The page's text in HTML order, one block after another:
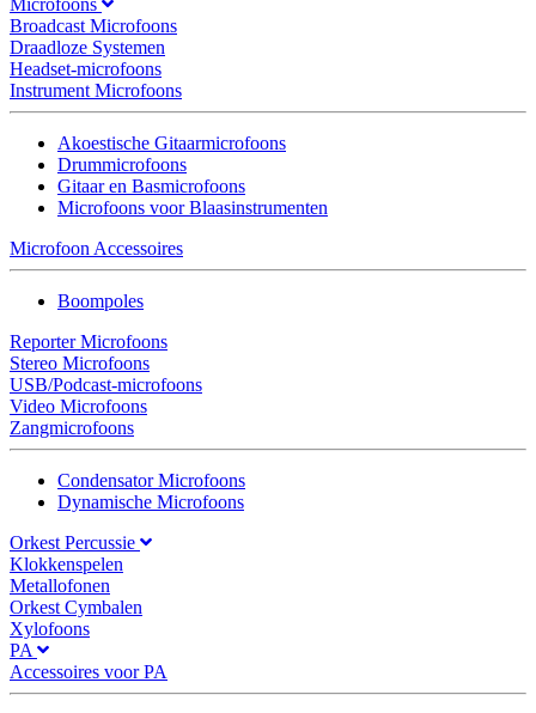
Microfoons
Broadcast Microfoons
Draadloze Systemen
Headset-microfoons
Instrument Microfoons
Akoestische Gitaarmicrofoons
Drummicrofoons
Gitaar en Basmicrofoons
Microfoons voor Blaasinstrumenten
Microfoon Accessoires
Boompoles
Reporter Microfoons
Stereo Microfoons
USB/Podcast-microfoons
Video Microfoons
Zangmicrofoons
Condensator Microfoons
Dynamische Microfoons
Orkest Percussie
Klokkenspelen
Metallofonen
Orkest Cymbalen
Xylofoons
PA
Accessoires voor PA